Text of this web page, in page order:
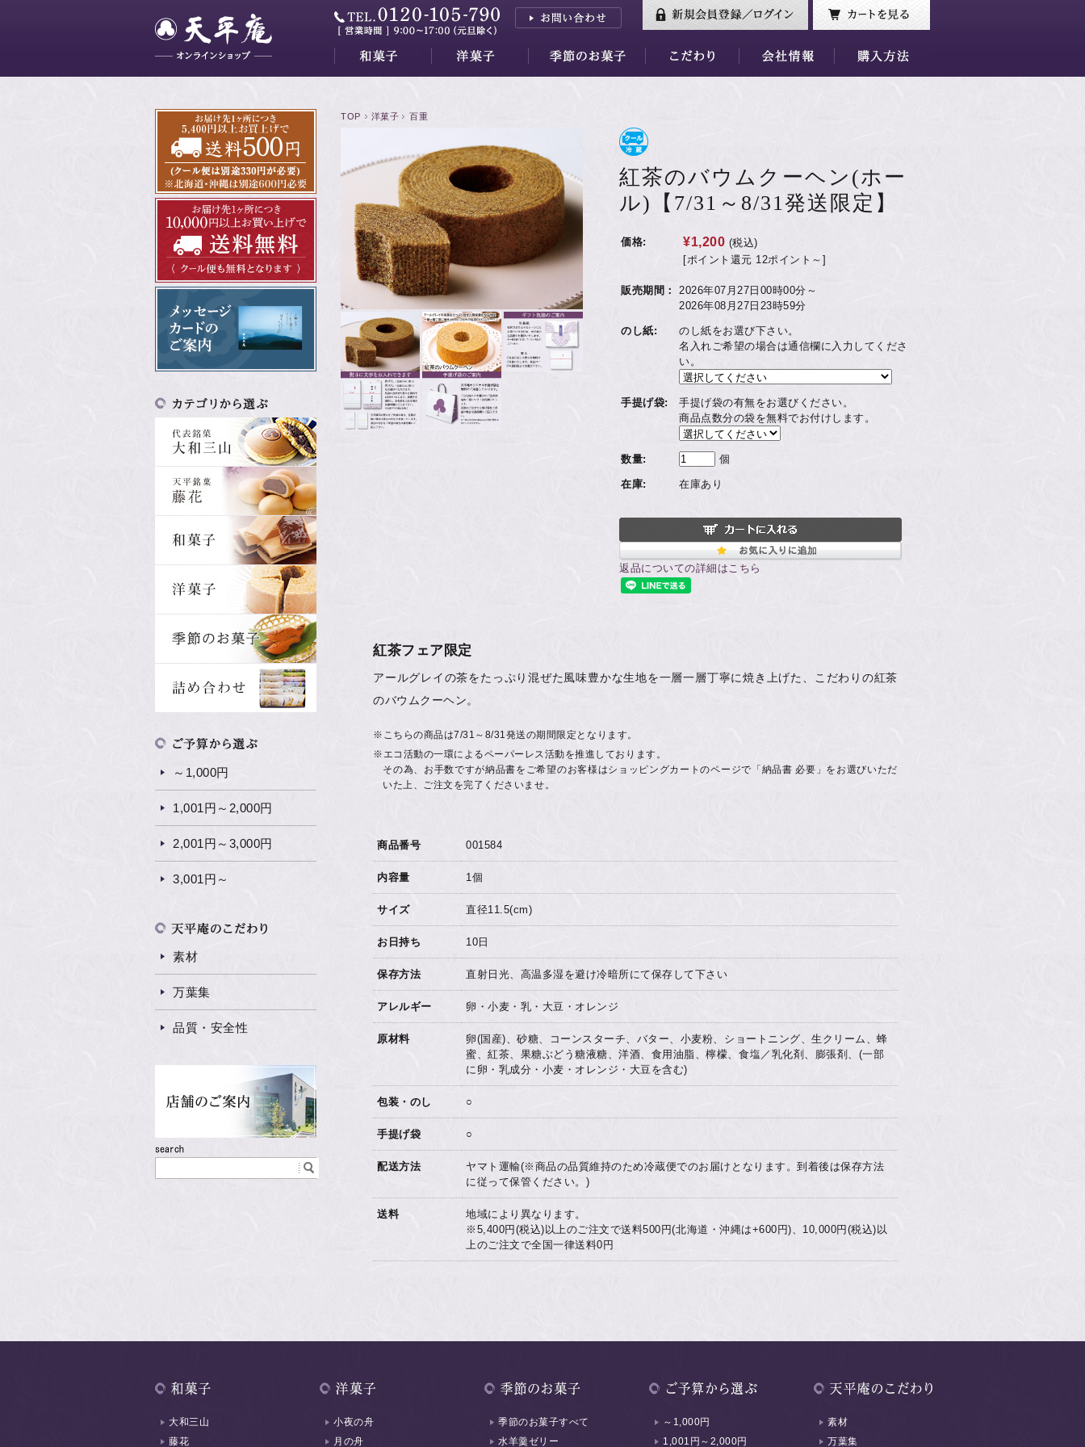
TOP 洋菓子 百重
紅茶のバウムクーヘン(ホー
ル)【7/31～8/31発送限定】
価格: ¥1,200 (税込)
[ポイント還元 12ポイント～]
販売期間：
2026年07月27日00時00分～
2026年08月27日23時59分
のし紙:
のし紙をお選び下さい。
名入れご希望の場合は通信欄に入力してくださ
い。
手提げ袋:
手提げ袋の有無をお選びください。
商品点数分の袋を無料でお付けします。
数量: 個
在庫: 在庫あり
返品についての詳細はこちら
紅茶フェア限定
アールグレイの茶をたっぷり混ぜた風味豊かな生地を一層一層丁寧に焼き上げた、こだわりの紅茶
のバウムクーヘン。
※こちらの商品は7/31～8/31発送の期間限定となります。
※エコ活動の一環によるペーパーレス活動を推進しております。
その為、お手数ですが納品書をご希望のお客様はショッピングカートのページで「納品書 必要」をお選びいただ
いた上、ご注文を完了くださいませ。
商品番号 001584
内容量 1個
サイズ 直径11.5(cm)
お日持ち 10日
保存方法 直射日光、高温多湿を避け冷暗所にて保存して下さい
アレルギー 卵・小麦・乳・大豆・オレンジ
原材料
卵(国産)、砂糖、コーンスターチ、バター、小麦粉、ショートニング、生クリーム、蜂
蜜、紅茶、果糖ぶどう糖液糖、洋酒、食用油脂、檸檬、食塩／乳化剤、膨張剤、(一部
に卵・乳成分・小麦・オレンジ・大豆を含む)
包装・のし ○
手提げ袋 ○
配送方法
ヤマト運輸(※商品の品質維持のため冷蔵便でのお届けとなります。到着後は保存方法
に従って保管ください。)
送料
地域により異なります。
※5,400円(税込)以上のご注文で送料500円(北海道・沖縄は+600円)、10,000円(税込)以
上のご注文で全国一律送料0円
～1,000円
1,001円～2,000円
2,001円～3,000円
3,001円～
素材
万葉集
品質・安全性
大和三山
藤花
小夜の舟
月の舟
季節のお菓子すべて
水羊羹ゼリー
～1,000円
1,001円～2,000円
素材
万葉集